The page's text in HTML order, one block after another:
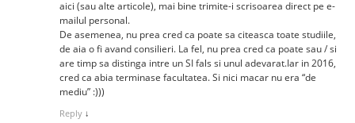
aici (sau alte articole), mai bine trimite-i scrisoarea direct pe e-
mailul personal.
De asemenea, nu prea cred ca poate sa citeasca toate studiile,
de aia o fi avand consilieri. La fel, nu prea cred ca poate sau / si
are timp sa distinga intre un SI fals si unul adevarat.Iar in 2016,
cred ca abia terminase facultatea. Si nici macar nu era “de
mediu” :)))
Reply ↓